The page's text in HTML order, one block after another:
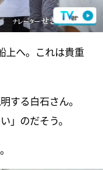
上へ。これは貴重
する白石さん。
」のだそう。